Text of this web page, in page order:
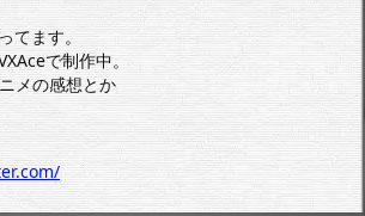
てます。
で制作中。
メの感想とか